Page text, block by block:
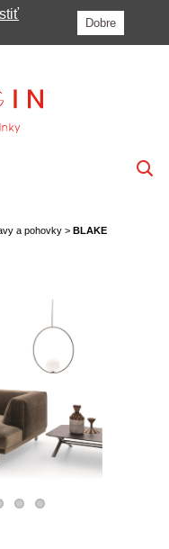
a pohovky> BLAKE
Dobre